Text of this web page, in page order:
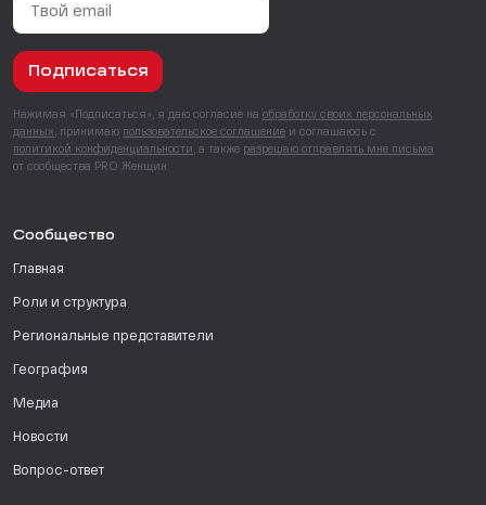
Подписаться
Нажимая «Подписаться», я даю согласие на обработку своих персональных
данных , принимаю пользовательское соглашение и соглашаюсь с
политикой конфиденциальности , а также разрешаю отправлять мне письма
от сообщества PRO Женщин.
Сообщество
Главная
Роли и структура
Региональные представители
География
Медиа
Новости
Вопрос-ответ